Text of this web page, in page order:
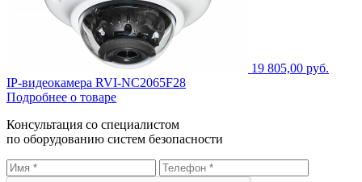
19 805,00 руб.
IP-видеокамера RVI-NC2065F28
Подробнее о товаре
Консультация со специалистом
по оборудованию систем безопасности